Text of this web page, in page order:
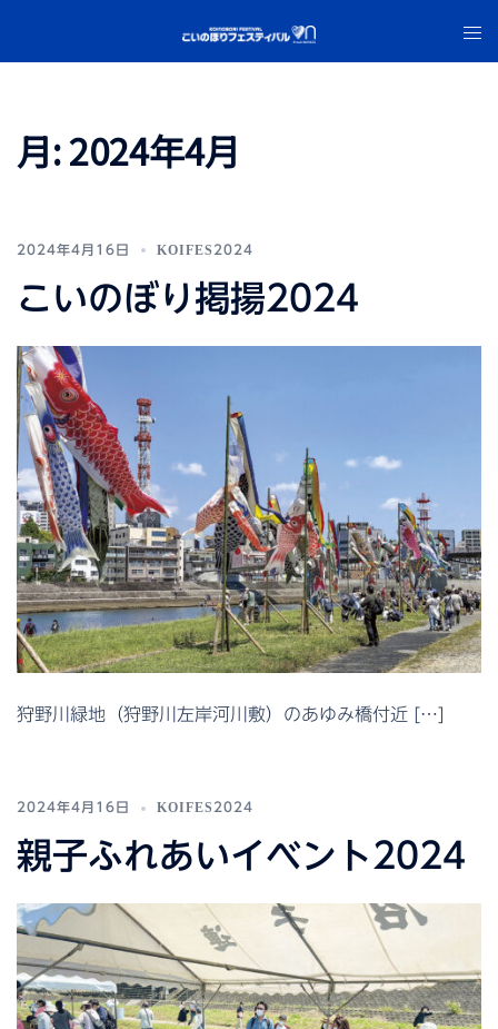
テ
ト
グ
月:2024年4月
2024年4月16日 KOIFES2024
こいのぼり掲揚2024
狩野川緑地（狩野川左岸河川敷）のあゆみ橋付近 […]
2024年4月16日 KOIFES2024
親子ふれあいイベント2024